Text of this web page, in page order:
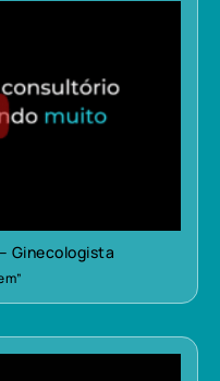
Ginecologista